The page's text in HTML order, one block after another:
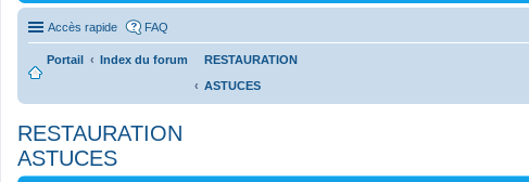
Accès rapide FAQ
Portail Index du forum
RESTAURATION
ASTUCES
RESTAURATION
ASTUCES